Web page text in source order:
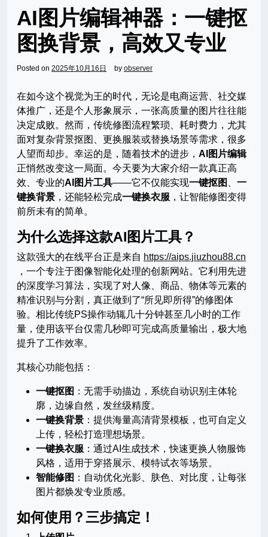
AI图片编辑神器：一键抠
图换背景，高效又专业
Posted on 2025年10月16日 by observer
在如今这个视觉为王的时代，无论是电商运营、社交媒
体推广，还是个人形象展示，一张高质量的图片往往能
决定成败。然而，传统修图流程繁琐、耗时费力，尤其
面对复杂背景抠图、更换服装或替换场景等需求，很多
人望而却步。幸运的是，随着技术的进步， AI图片编辑
正悄然改变这一局面。今天要为大家介绍一款真正高
效、专业的AI图片工具——它不仅能实现一键抠图
一
键换背景 ，还能轻松完成一键换衣服 ，让智能修图变得
前所未有的简单。
为什么选择这款AI图片工具？
这款强大的在线平台正是来自 https://aips.jiuzhou88.cn
，一个专注于图像智能化处理的创新网站。它利用先进
的深度学习算法，实现了对人像、商品、物体等元素的
精准识别与分割，真正做到了“所见即所得”的修图体
验。相比传统PS操作动辄几十分钟甚至几小时的工作
量，使用该平台仅需几秒即可完成高质量输出，极大地
提升了工作效率。
其核心功能包括：
一键抠图 ：无需手动描边，系统自动识别主体轮
廓，边缘自然，发丝级精度。
一键换背景 ：提供海量高清背景模板，也可自定义
上传，轻松打造理想场景。
一键换衣服 ：通过AI生成技术，快速更换人物服饰
风格，适用于穿搭展示、模特试衣等场景。
智能修图 ：自动优化光影、肤色、对比度，让每张
图片都焕发专业质感。
如何使用？三步搞定！